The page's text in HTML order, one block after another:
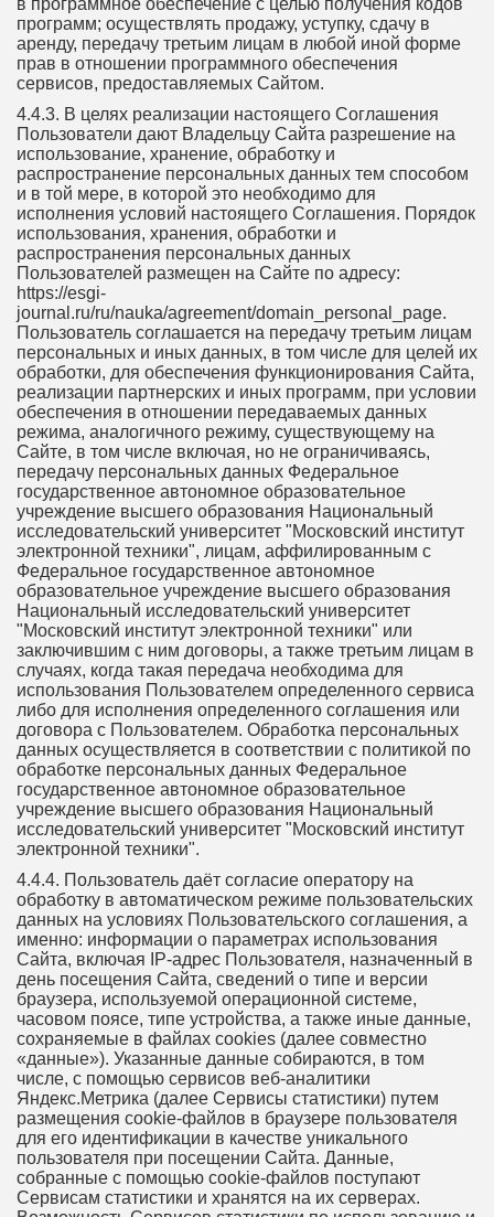
в программное обеспечение с целью получения кодов
программ; осуществлять продажу, уступку, сдачу в
аренду, передачу третьим лицам в любой иной форме
прав в отношении программного обеспечения
сервисов, предоставляемых Сайтом.
4.4.3. В целях реализации настоящего Соглашения
Пользователи дают Владельцу Сайта разрешение на
использование, хранение, обработку и
распространение персональных данных тем способом
и в той мере, в которой это необходимо для
исполнения условий настоящего Соглашения. Порядок
использования, хранения, обработки и
распространения персональных данных
Пользователей размещен на Сайте по адресу:
https://esgi-
journal.ru/ru/nauka/agreement/domain_personal_page.
Пользователь соглашается на передачу третьим лицам
персональных и иных данных, в том числе для целей их
обработки, для обеспечения функционирования Сайта,
реализации партнерских и иных программ, при условии
обеспечения в отношении передаваемых данных
режима, аналогичного режиму, существующему на
Сайте, в том числе включая, но не ограничиваясь,
передачу персональных данных Федеральное
государственное автономное образовательное
учреждение высшего образования Национальный
исследовательский университет "Московский институт
электронной техники", лицам, аффилированным с
Федеральное государственное автономное
образовательное учреждение высшего образования
Национальный исследовательский университет
"Московский институт электронной техники" или
заключившим с ним договоры, а также третьим лицам в
случаях, когда такая передача необходима для
использования Пользователем определенного сервиса
либо для исполнения определенного соглашения или
договора с Пользователем. Обработка персональных
данных осуществляется в соответствии с политикой по
обработке персональных данных Федеральное
государственное автономное образовательное
учреждение высшего образования Национальный
исследовательский университет "Московский институт
электронной техники".
4.4.4. Пользователь даёт согласие оператору на
обработку в автоматическом режиме пользовательских
данных на условиях Пользовательского соглашения, а
именно: информации о параметрах использования
Сайта, включая IP-адрес Пользователя, назначенный в
день посещения Сайта, сведений о типе и версии
браузера, используемой операционной системе,
часовом поясе, типе устройства, а также иные данные,
сохраняемые в файлах cookies (далее совместно
«данные»). Указанные данные собираются, в том
числе, с помощью сервисов веб-аналитики
Яндекс.Метрика (далее Сервисы статистики) путем
размещения cookie-файлов в браузере пользователя
для его идентификации в качестве уникального
пользователя при посещении Сайта. Данные,
собранные с помощью cookie-файлов поступают
Сервисам статистики и хранятся на их серверах.